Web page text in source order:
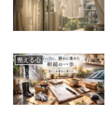
整える心